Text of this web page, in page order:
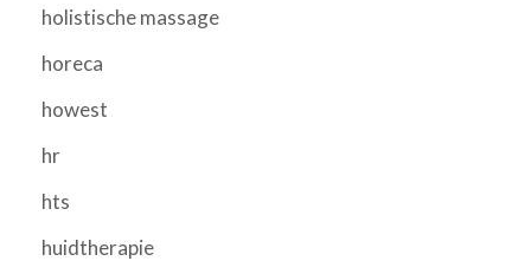
holistische massage
horeca
howest
hr
hts
huidtherapie